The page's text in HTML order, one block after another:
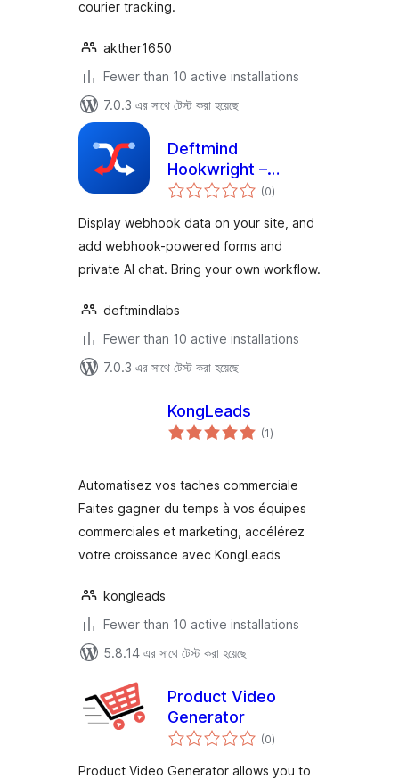
courier tracking.
akther1650
Fewer than 10 active installations
7.0.3 এর সাথে টেস্ট করা হয়েছে
Deftmind
Hookwright –
Webhooks, REST
AI Chat
(0total
ratings
)
Display webhook data on your site, and
add webhook-powered forms and
private AI chat. Bring your own workflow.
deftmindlabs
Fewer than 10 active installations
7.0.3 এর সাথে টেস্ট করা হয়েছে
KongLeads
(1total
ratings
)
Automatisez vos taches commerciale
Faites gagner du temps à vos équipes
commerciales et marketing, accélérez
votre croissance avec KongLeads
kongleads
Fewer than 10 active installations
5.8.14 এর সাথে টেস্ট করা হয়েছে
Product Video
Generator
(0total
ratings
)
Product Video Generator allows you to